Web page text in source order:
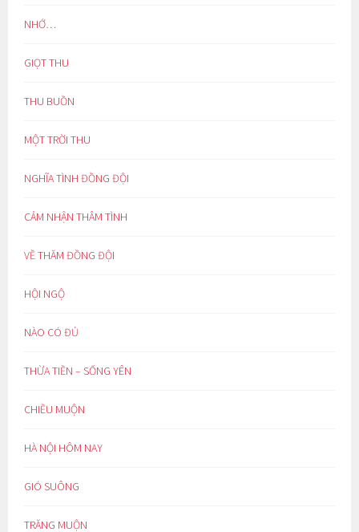
NHỚ…
GIỌT THU
THU BUỒN
MỘT TRỜI THU
NGHĨA TÌNH ĐỒNG ĐỘI
CẢM NHẬN THÂM TÌNH
VỀ THĂM ĐỒNG ĐỘI
HỘI NGỘ
NÀO CÓ ĐỦ
THỪA TIỀN – SỐNG YÊN
CHIỀU MUỘN
HÀ NỘI HÔM NAY
GIÓ SUÔNG
TRĂNG MUỘN